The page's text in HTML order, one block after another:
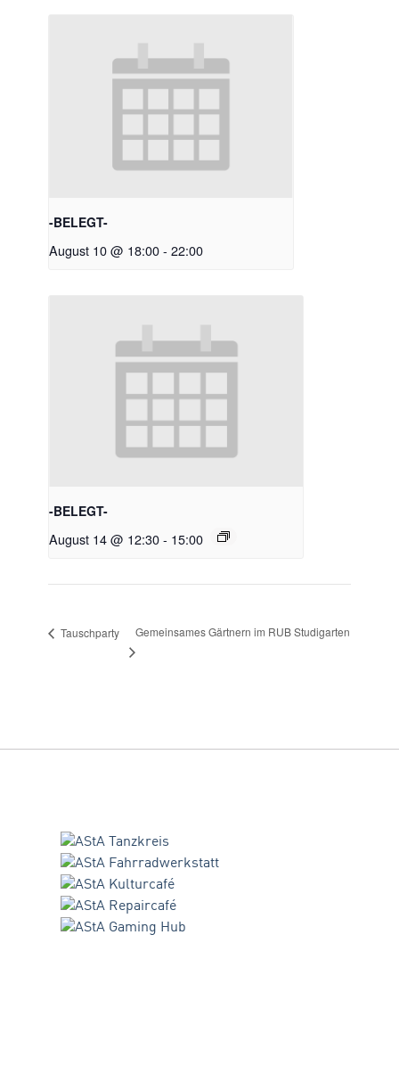
-BELEGT-
August 10 @ 18:00- 22:00
-BELEGT-
August 14 @ 12:30- 15:00
Tauschparty Gemeinsames Gärtnern im RUB Studigarten